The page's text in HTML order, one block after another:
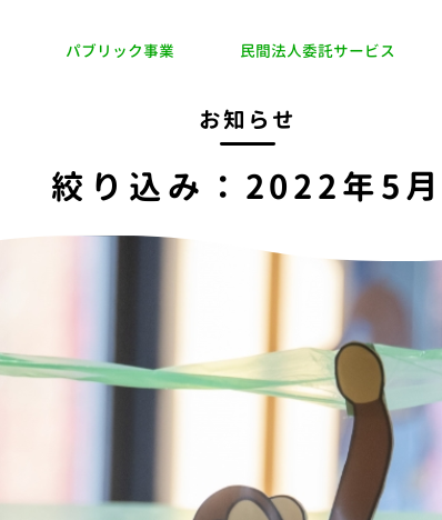
パブリック事業 民間法人委託サービス
お知らせ
絞り込み：2022年5月